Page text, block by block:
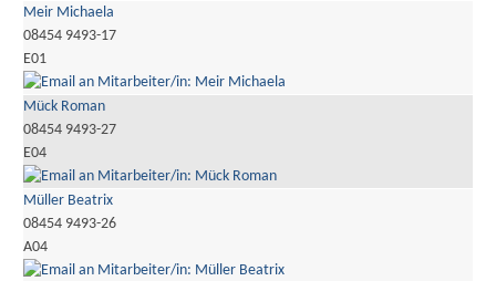
Meir Michaela
08454 9493-17
E01
Mück Roman
08454 9493-27
E04
Müller Beatrix
08454 9493-26
A04